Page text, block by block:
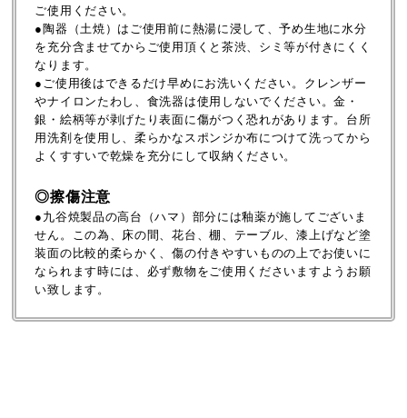
ご使用ください。
●陶器（土焼）はご使用前に熱湯に浸して、予め生地に水分
を充分含ませてからご使用頂くと茶渋、シミ等が付きにくく
なります。
●ご使用後はできるだけ早めにお洗いください。クレンザー
やナイロンたわし、食洗器は使用しないでください。金・
銀・絵柄等が剥げたり表面に傷がつく恐れがあります。台所
用洗剤を使用し、柔らかなスポンジか布につけて洗ってから
よくすすいで乾燥を充分にして収納ください。
◎擦傷注意
●九谷焼製品の高台（ハマ）部分には釉薬が施してございま
せん。この為、床の間、花台、棚、テーブル、漆上げなど塗
装面の比較的柔らかく、傷の付きやすいものの上でお使いに
なられます時には、必ず敷物をご使用くださいますようお願
い致します。